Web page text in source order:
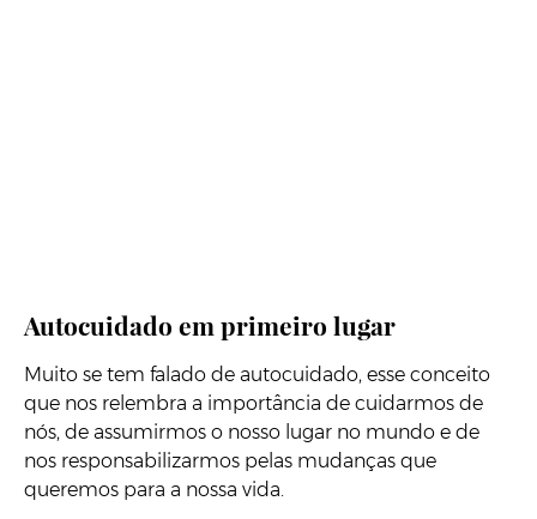
Autocuidado em primeiro lugar
Muito se tem falado de autocuidado, esse conceito
que nos relembra a importância de cuidarmos de
nós, de assumirmos o nosso lugar no mundo e de
nos responsabilizarmos pelas mudanças que
queremos para a nossa vida.